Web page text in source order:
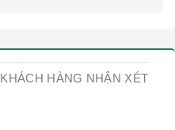
KHÁCH HÀNG NHẬN XÉT